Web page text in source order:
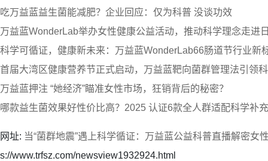
吃万益蓝益生菌能减肥？企业回应：仅为科普 没谈功效
万益蓝WonderLab举办女性健康公益活动，推动科学理念走进
科学可循证，健康新未来：万益蓝WonderLab66肠道节行业新
首届大湾区健康营养节正式启动，万益蓝靶向菌群管理法引领
万益蓝押注 “她经济”瞄准女性市场，狂销背后的秘密？
哪款益生菌效果好性价比高？2025 认证6款全人群适配科学补
网址: 当“菌群地震”遇上科学循证：万益蓝公益科普直播解密女
s://www.trfsz.com/newsview1932924.html